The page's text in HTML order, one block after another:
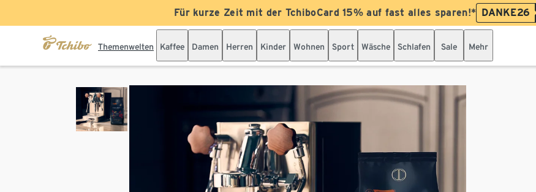
Für kurze Zeit mit der TchiboCard 15% auf fast alles sparen!* DANKE26
Themenwelten Kaffee Damen Herren Kinder Wohnen Sport Wäsche Schlafen Sale Mehr